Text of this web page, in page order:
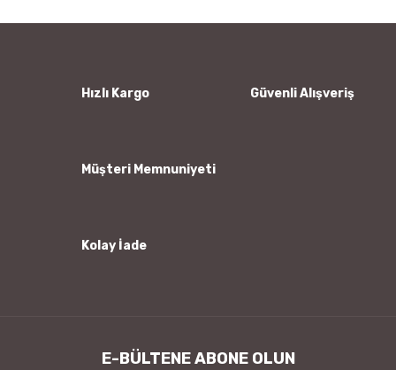
Ürün bilgilerinde hatalar bulunuyor.
Hızlı Kargo Güvenli Alışveriş
Müşteri Memnuniyeti
Kolay İade
E-BÜLTENE ABONE OLUN